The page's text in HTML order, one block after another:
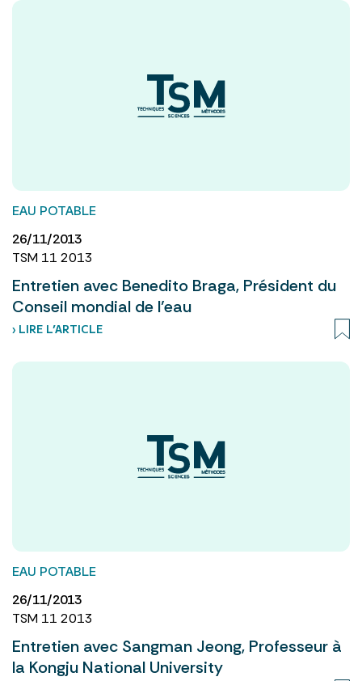
EAU POTABLE
26/11/2013
TSM 11 2013
Entretien avec Benedito Braga, Président du
Conseil mondial de l’eau
› LIRE L’ARTICLE
EAU POTABLE
26/11/2013
TSM 11 2013
Entretien avec Sangman Jeong, Professeur à
la Kongju National University